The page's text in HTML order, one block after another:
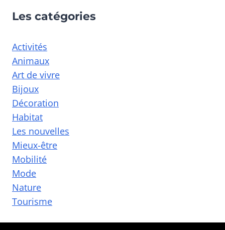
Les catégories
Activités
Animaux
Art de vivre
Bijoux
Décoration
Habitat
Les nouvelles
Mieux-être
Mobilité
Mode
Nature
Tourisme